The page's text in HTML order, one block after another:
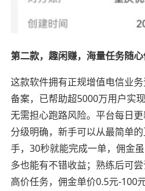
第二款，趣闲赚，海量任务随心
这款软件拥有正规增值电信业
备案，已帮助超5000万用户实
无需担心跑路风险。平台每日
分级明确，新手可以从最简单
手，30秒就能完成一单，佣金
多也能有不错收益；熟练后可
高价任务，佣金单价0.5元-100